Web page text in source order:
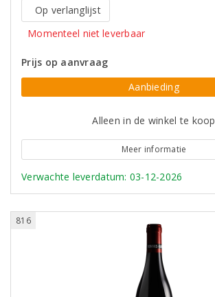
Op verlanglijst
Momenteel niet leverbaar
Prijs op aanvraag
Aanbieding
Alleen in de winkel te koop
Meer informatie
Verwachte leverdatum: 03-12-2026
816